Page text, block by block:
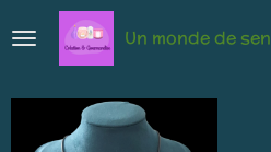
au
principal